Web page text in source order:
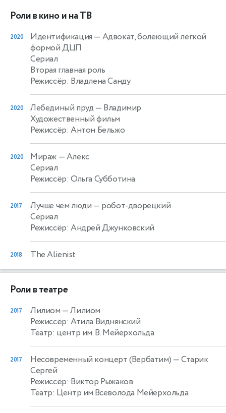
Роли в кино и на ТВ
2020 Идентификация — Адвокат, болеющий легкой
формой ДЦП
Сериал
Вторая главная роль
Режиссёр: Владлена Санду
2020 Лебединый пруд — Владимир
Художественный фильм
Режиссёр: Антон Бельжо
2020 Мираж — Алекс
Сериал
Режиссёр: Ольга Субботина
2017 Лучше чем люди — робот-дворецкий
Сериал
Режиссёр: Андрей Джунковский
2018 The Alienist
Роли в театре
2017 Лилиом — Лилиом
Режиссёр: Атила Виднянский
Театр: центр им. В. Мейерхольда
2017 Несовременный концерт (Вербатим) — Старик
Сергей
Режиссёр: Виктор Рыжаков
Театр: Центр им.Всеволода Мейерхольда